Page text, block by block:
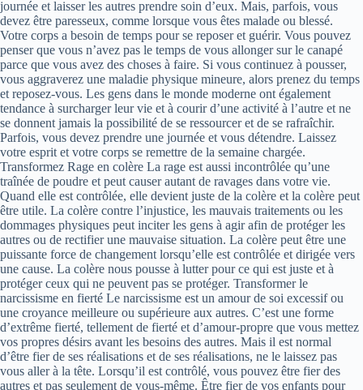
journée et laisser les autres prendre soin d’eux. Mais, parfois, vous
devez être paresseux, comme lorsque vous êtes malade ou blessé.
Votre corps a besoin de temps pour se reposer et guérir. Vous pouvez
penser que vous n’avez pas le temps de vous allonger sur le canapé
parce que vous avez des choses à faire. Si vous continuez à pousser,
vous aggraverez une maladie physique mineure, alors prenez du temps
et reposez-vous. Les gens dans le monde moderne ont également
tendance à surcharger leur vie et à courir d’une activité à l’autre et ne
se donnent jamais la possibilité de se ressourcer et de se rafraîchir.
Parfois, vous devez prendre une journée et vous détendre. Laissez
votre esprit et votre corps se remettre de la semaine chargée.
Transformez Rage en colère La rage est aussi incontrôlée qu’une
traînée de poudre et peut causer autant de ravages dans votre vie.
Quand elle est contrôlée, elle devient juste de la colère et la colère peut
être utile. La colère contre l’injustice, les mauvais traitements ou les
dommages physiques peut inciter les gens à agir afin de protéger les
autres ou de rectifier une mauvaise situation. La colère peut être une
puissante force de changement lorsqu’elle est contrôlée et dirigée vers
une cause. La colère nous pousse à lutter pour ce qui est juste et à
protéger ceux qui ne peuvent pas se protéger. Transformer le
narcissisme en fierté Le narcissisme est un amour de soi excessif ou
une croyance meilleure ou supérieure aux autres. C’est une forme
d’extrême fierté, tellement de fierté et d’amour-propre que vous mettez
vos propres désirs avant les besoins des autres. Mais il est normal
d’être fier de ses réalisations et de ses réalisations, ne le laissez pas
vous aller à la tête. Lorsqu’il est contrôlé, vous pouvez être fier des
autres et pas seulement de vous-même. Être fier de vos enfants pour